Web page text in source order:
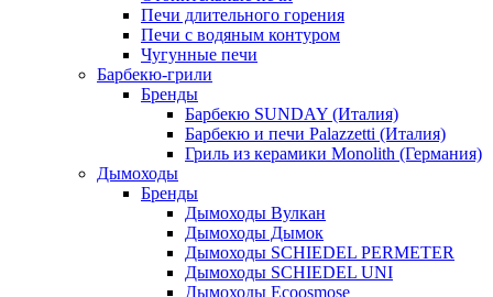
Печи длительного горения
Печи с водяным контуром
Чугунные печи
Барбекю-грили
Бренды
Барбекю SUNDAY (Италия)
Барбекю и печи Palazzetti (Италия)
Гриль из керамики Monolith (Германия)
Дымоходы
Бренды
Дымоходы Вулкан
Дымоходы Дымок
Дымоходы SCHIEDEL PERMETER
Дымоходы SCHIEDEL UNI
Дымоходы Ecoosmose